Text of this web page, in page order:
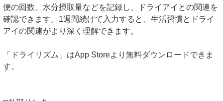
便の回数、水分摂取量などを記録し、ドライアイとの関連を
確認できます。1週間続けて入力すると、生活習慣とドライ
アイの関連がより深く理解できます。
「ドライリズム」はApp Storeより無料ダウンロードできま
す。